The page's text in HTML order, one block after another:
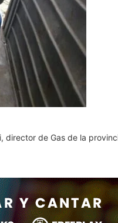
director de Gas de la